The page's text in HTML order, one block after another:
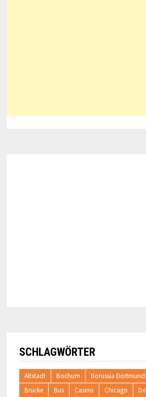
SCHLAGWÖRTER
Altstadt Bochum Borussia Dortmund
Brücke
Bus Casino Chicago